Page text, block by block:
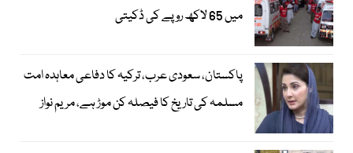
میں 65 لاکھ روپے کی ڈکیتی
پاکستان، سعودی عرب، ترکیہ کا دفاعی معاہدہ امت
مسلمہ کی تاریخ کا فیصلہ کن موڑ ہے، مریم نواز